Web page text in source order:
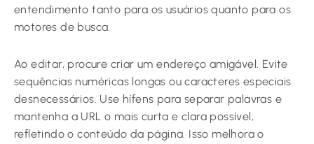
entendimento tanto para os usuários quanto para os
motores de busca.
Ao editar, procure criar um endereço amigável. Evite
sequências numéricas longas ou caracteres especiais
desnecessários. Use hífens para separar palavras e
mantenha a URL o mais curta e clara possível,
refletindo o conteúdo da página. Isso melhora o